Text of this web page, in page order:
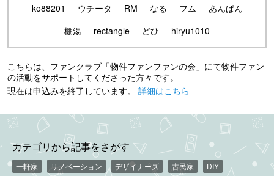
ko88201
ウチータ RM なる フム
あんぱん
棚湯
rectangle どひ hiryu1010
こちらは、ファンクラブ「物件ファンファンの会」にて物件ファン
の活動をサポートしてくださった方々です。
現在は申込みを終了しています。 詳細はこちら
カテゴリから記事をさがす
一軒家 リノベーション デザイナーズ 古民家
DIY